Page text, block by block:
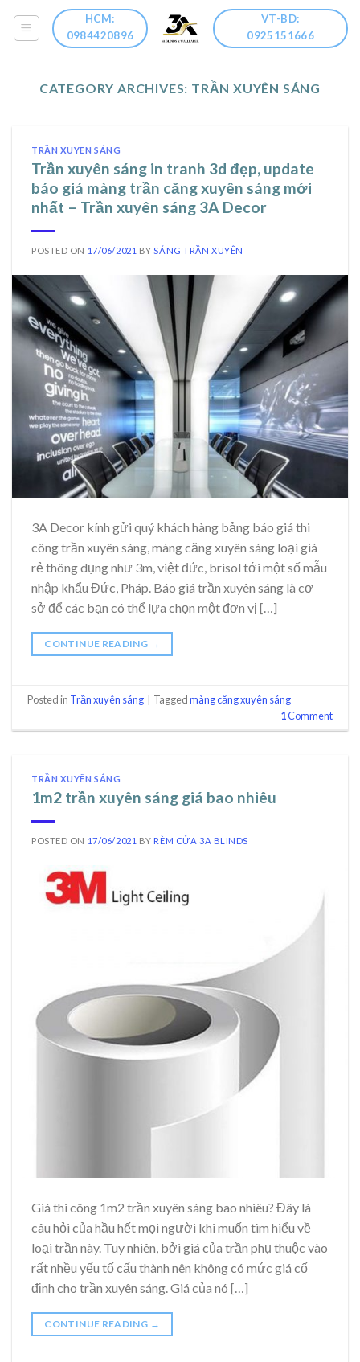
HCM:
0984420896
VT-BD:
0925151666
CATEGORY ARCHIVES: TRẦN XUYÊN SÁNG
TRẦN XUYÊN SÁNG
Trần xuyên sáng in tranh 3d đẹp, update
báo giá màng trần căng xuyên sáng mới
nhất – Trần xuyên sáng 3A Decor
POSTED ON 17/06/2021 BY SÁNG TRẦN XUYÊN
3A Decor kính gửi quý khách hàng bảng báo giá thi
công trần xuyên sáng, màng căng xuyên sáng loại giá
rẻ thông dụng như 3m, việt đức, brisol tới một số mẫu
nhập khẩu Đức, Pháp. Báo giá trần xuyên sáng là cơ
sở để các bạn có thể lựa chọn một đơn vị […]
CONTINUE READING →
Posted in Trần xuyên sáng | Taggedmàng căng xuyên sáng
1Comment
TRẦN XUYÊN SÁNG
1m2 trần xuyên sáng giá bao nhiêu
POSTED ON 17/06/2021 BY RÈM CỬA 3A BLINDS
Giá thi công 1m2 trần xuyên sáng bao nhiêu? Đây là
câu hỏi của hầu hết mọi người khi muốn tìm hiểu về
loại trần này. Tuy nhiên, bởi giá của trần phụ thuộc vào
rất nhều yếu tố cấu thành nên không có mức giá cố
định cho trần xuyên sáng. Giá của nó […]
CONTINUE READING →